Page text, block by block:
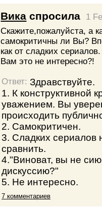
Вика спросила
1
Скажите,пожалуйста, а
самокритичны ли Вы?
как от сладких
Вам это не интересно?!
Ответ:Здравствуйте.
1. К конструктивной
уважением. Вы
происходить
2. Самокритичен.
3. Сладких сериалов
сравнить.
4."Виноват, вы не
дискуссию?"
5. Не интересно.
7 комментариев